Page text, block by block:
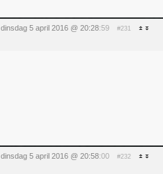
dinsdag 5 april 2016 @ 20:28:59 #231
dinsdag 5 april 2016 @ 20:58:00 #232